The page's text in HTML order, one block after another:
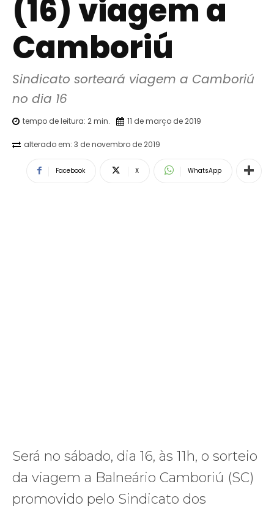
(16) viagem a
Camboriú
Sindicato sorteará viagem a Camboriú
no dia 16
tempo de leitura: 2min. 11 de março de 2019
alterado em: 3 de novembro de 2019
Facebook X WhatsApp
Será no sábado, dia 16, às 11h, o sorteio
da viagem a Balneário Camboriú (SC)
promovido pelo Sindicato dos